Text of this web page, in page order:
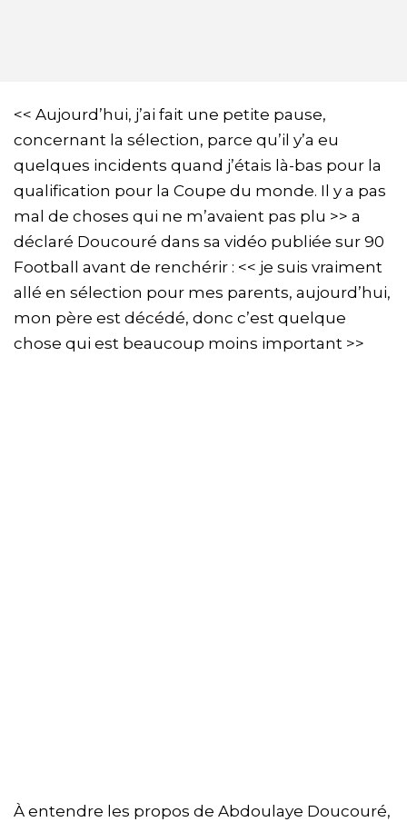
<< Aujourd’hui, j’ai fait une petite pause,
concernant la sélection, parce qu’il y’a eu
quelques incidents quand j’étais là-bas pour la
qualification pour la Coupe du monde. Il y a pas
mal de choses qui ne m’avaient pas plu >> a
déclaré Doucouré dans sa vidéo publiée sur 90
Football avant de renchérir : << je suis vraiment
allé en sélection pour mes parents, aujourd’hui,
mon père est décédé, donc c’est quelque
chose qui est beaucoup moins important >>
À entendre les propos de Abdoulaye Doucouré,